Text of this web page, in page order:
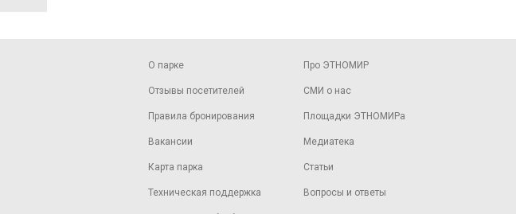
О парке
Отзывы посетителей
Правила бронирования
Вакансии
Карта парка
Техническая поддержка
Про ЭТНОМИР
СМИ о нас
Площадки ЭТНОМИРа
Медиатека
Статьи
Вопросы и ответы